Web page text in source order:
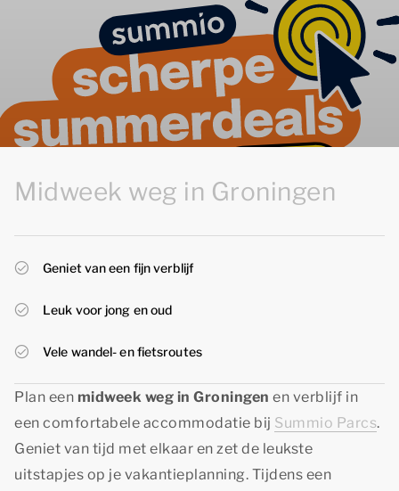
Midweek weg in Groningen
Geniet van een fijn verblijf
Leuk voor jong en oud
Vele wandel- en fietsroutes
Plan een midweek weg in Groningen en verblijf in
een comfortabele accommodatie bij Summio Parcs.
Geniet van tijd met elkaar en zet de leukste
uitstapjes op je vakantieplanning. Tijdens een